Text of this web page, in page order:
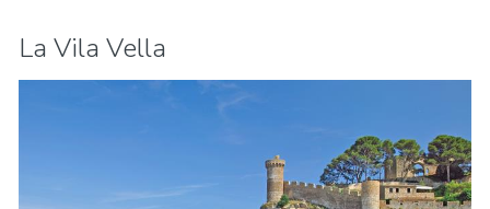
La Vila Vella